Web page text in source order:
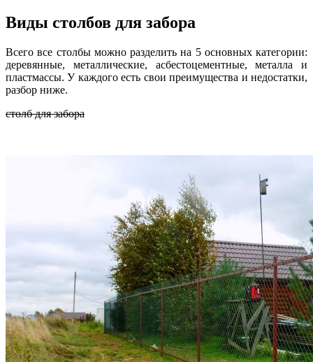
Виды столбов для забора
Всего все столбы можно разделить на 5 основных категории:
деревянные, металлические, асбестоцементные, металла и
пластмассы. У каждого есть свои преимущества и недостатки,
разбор ниже.
столб для забора